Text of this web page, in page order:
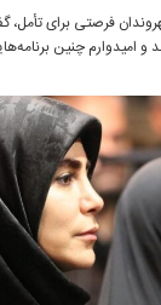
فرصتی برای تأمل،
امیدوارم چنین